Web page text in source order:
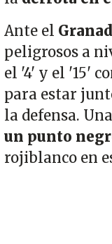
Ante el
peligrosos a
el '4' y el '15'
para estar
la defensa.
un punto
rojiblanco en